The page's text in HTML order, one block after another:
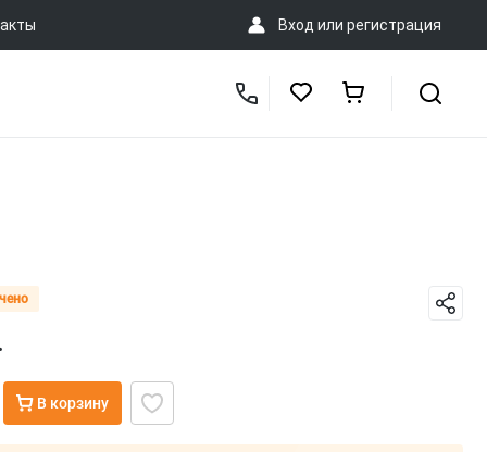
Вход или регистрация
В корзину